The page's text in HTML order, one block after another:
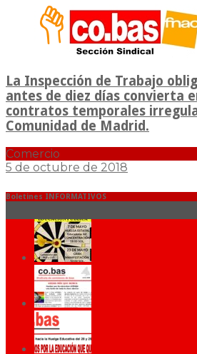
La Inspección de Trabajo
antes de diez días convierta
contratos temporales
Comunidad de Madrid.
Comercio
5 de octubre de 2018
Boletines INFORMATIVOS